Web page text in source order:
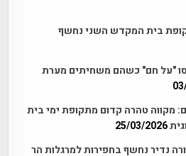
בית המקדש השני נחשף
"על חם" כשהם משחיתים מערת
מקווה טהרה קדום מתקופת ימי בית
25/03/2026
נדיר נחשף בחפירות למרגלות הר